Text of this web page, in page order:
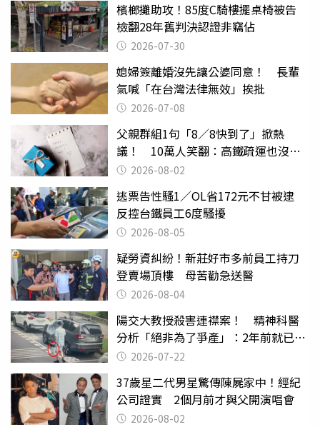
檳榔攤助攻！85度C騎樓擺桌椅被告
檢翻28年舊判決認證非竊佔
2026-07-30
媳婦簽離婚沒先讓公婆同意！ 長輩
氣喊「在台灣法律無效」挨批
2026-07-08
父親群組1句「8／8快到了」掀熱
議！ 10萬人笑翻：高鐵疏運也沒列
父親節
2026-08-02
逃票告性騷1／OL省172元不甘被逮
反控台鐵員工6度騷擾
2026-08-05
疑勞資糾紛！新莊好市多前員工持刀
登賣場頂樓 母苦勸急送醫
2026-08-04
陽交大教授殺害連襟案！ 精神科醫
分析「絕非為了爭產」：2年前就已言
行詭異
2026-07-22
37歲星二代男星驚傳陳屍家中！經紀
公司證實 2個月前才與父開演唱會
2026-08-02